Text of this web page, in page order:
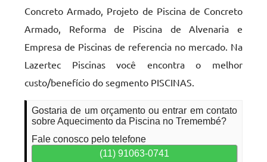
Concreto Armado, Projeto de Piscina de Concreto
Armado, Reforma de Piscina de Alvenaria e
Empresa de Piscinas de referencia no mercado. Na
Lazertec Piscinas você encontra o melhor
custo/benefício do segmento PISCINAS.
Gostaria de um orçamento ou entrar em contato
sobre Aquecimento da Piscina no Tremembé?
Fale conosco pelo telefone
(11) 91063-0741